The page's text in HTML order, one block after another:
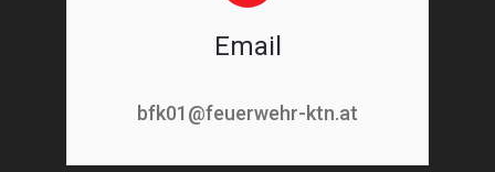
Email
bfk01@feuerwehr-ktn.at